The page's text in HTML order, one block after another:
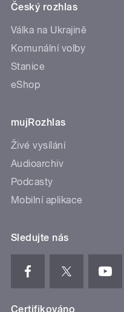
Český rozhlas
Válka na Ukrajině
Komunální volby
Stanice
eShop
mujRozhlas
Živé vysílání
Audioarchiv
Podcasty
Mobilní aplikace
Sledujte nás
Certifikováno